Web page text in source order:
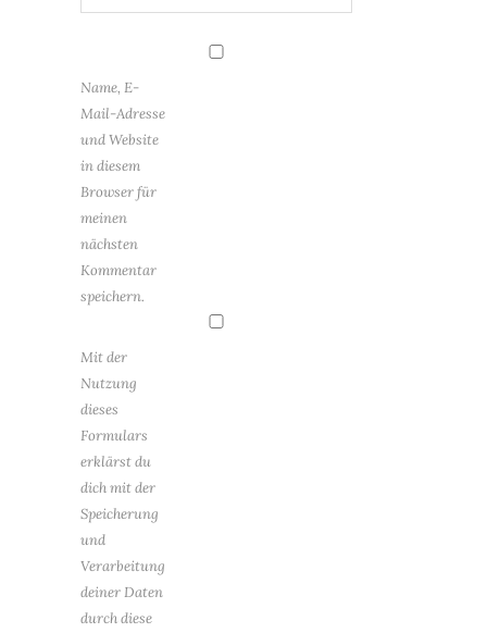
Name, E-
Mail-Adresse
und Website
in diesem
Browser für
meinen
nächsten
Kommentar
speichern.
Mit der
Nutzung
dieses
Formulars
erklärst du
dich mit der
Speicherung
und
Verarbeitung
deiner Daten
durch diese